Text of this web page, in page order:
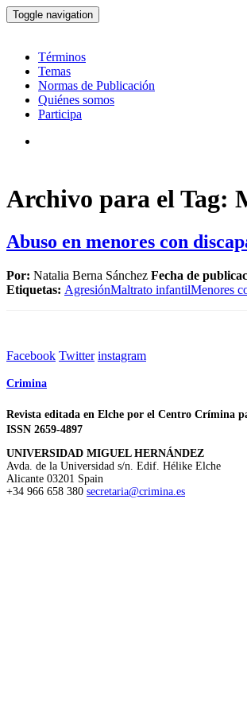
Toggle navigation
Términos
Temas
Normas de Publicación
Quiénes somos
Participa
Archivo para el Tag:
Abuso en menores con
Por: Natalia Berna Sánchez Fecha de
Etiquetas: AgresiónMaltrato infantilMenores
Facebook Twitter instagram
Crimina
Revista editada en Elche por el Centro Crímina
ISSN 2659-4897
UNIVERSIDAD MIGUEL HERNÁNDEZ
Avda. de la Universidad s/n. Edif. Hélike Elche
Alicante 03201 Spain
+34 966 658 380 secretaria@crimina.es